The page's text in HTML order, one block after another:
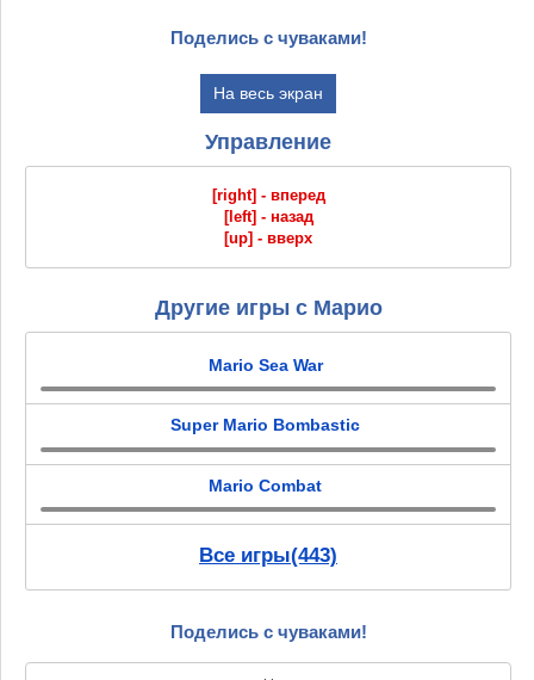
Поделись с чуваками!
На весь экран
Управление
[right] - вперед
[left] - назад
[up] - вверх
Другие игры с Марио
Mario Sea War
Super Mario Bombastic
Mario Combat
Все игры(443)
Поделись с чуваками!